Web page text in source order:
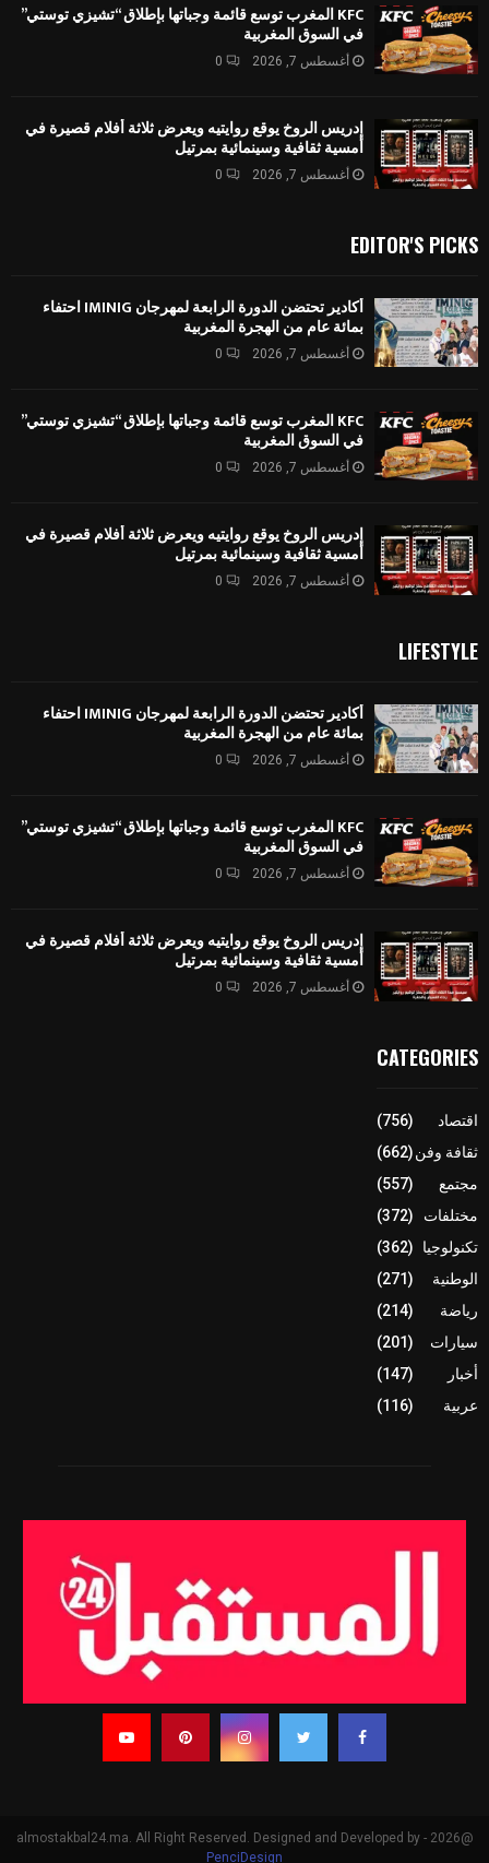
KFC المغرب توسع قائمة وجباتها بإطلاق “تشيزي توستي”
في السوق المغربية
أغسطس 7, 2026 0
إدريس الروخ يوقع روايتيه ويعرض ثلاثة أفلام قصيرة في
أمسية ثقافية وسينمائية بمرتيل
أغسطس 7, 2026 0
EDITOR'S PICKS
أكادير تحتضن الدورة الرابعة لمهرجان IMINIG احتفاء
بمائة عام من الهجرة المغربية
أغسطس 7, 2026 0
KFC المغرب توسع قائمة وجباتها بإطلاق “تشيزي توستي”
في السوق المغربية
أغسطس 7, 2026 0
إدريس الروخ يوقع روايتيه ويعرض ثلاثة أفلام قصيرة في
أمسية ثقافية وسينمائية بمرتيل
أغسطس 7, 2026 0
LIFESTYLE
أكادير تحتضن الدورة الرابعة لمهرجان IMINIG احتفاء
بمائة عام من الهجرة المغربية
أغسطس 7, 2026 0
KFC المغرب توسع قائمة وجباتها بإطلاق “تشيزي توستي”
في السوق المغربية
أغسطس 7, 2026 0
إدريس الروخ يوقع روايتيه ويعرض ثلاثة أفلام قصيرة في
أمسية ثقافية وسينمائية بمرتيل
أغسطس 7, 2026 0
CATEGORIES
اقتصاد
(756)
ثقافة وفن(662)
مجتمع
(557)
مختلفات
(372)
تكنولوجيا
(362)
الوطنية
(271)
رياضة
(214)
سيارات
(201)
أخبار
(147)
عربية
(116)
@2026 - almostakbal24.ma. All Right Reserved. Designed and Developed by
PenciDesign